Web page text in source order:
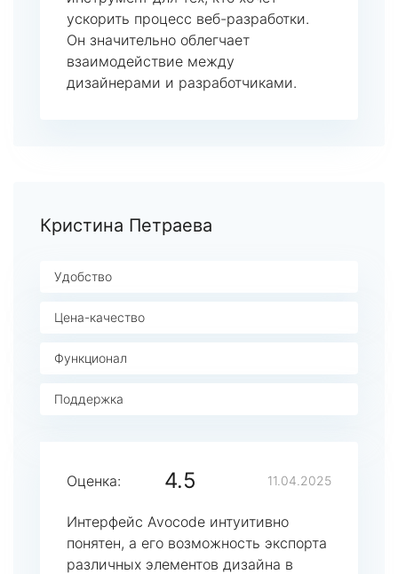
ускорить процесс веб-разработки.
Он значительно облегчает
взаимодействие между
дизайнерами и разработчиками.
Кристина Петраева
Удобство
Цена-качество
Функционал
Поддержка
Оценка: 4.5 11.04.2025
Интерфейс Avocode интуитивно
понятен, а его возможность экспорта
различных элементов дизайна в